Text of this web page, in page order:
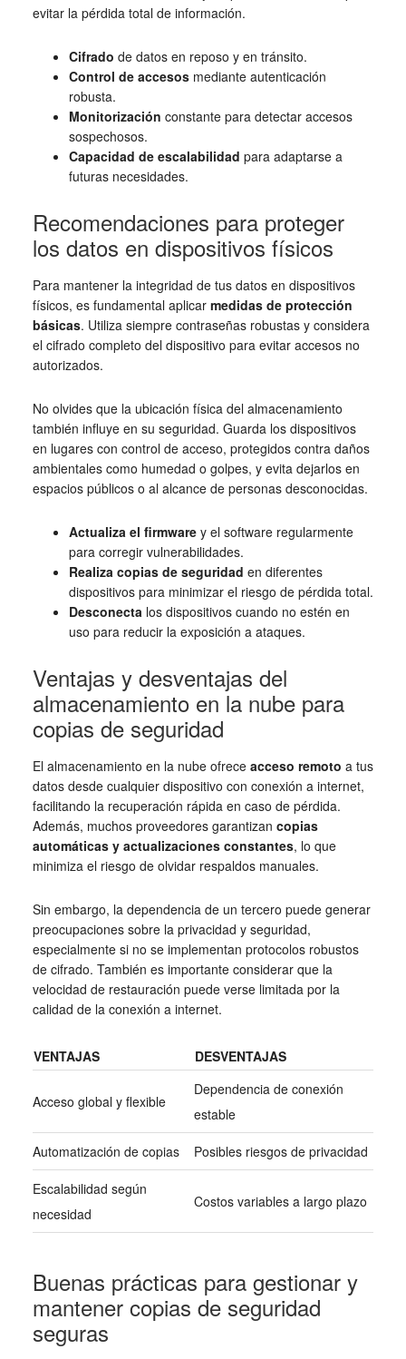
evitar la pérdida total de información.
Cifrado de datos en reposo y en tránsito.
Control de accesosmediante autenticación
robusta.
Monitorización constante para detectar accesos
sospechosos.
Capacidad de escalabilidad para adaptarse a
futuras necesidades.
Recomendaciones para proteger
los datos en dispositivos físicos
Para mantener la integridad de tus datos en dispositivos
físicos, es fundamental aplicar medidas de protección
básicas. Utiliza siempre contraseñas robustas y considera
el cifrado completo del dispositivo para evitar accesos no
autorizados.
No olvides que la ubicación física del almacenamiento
también influye en su seguridad. Guarda los dispositivos
en lugares con control de acceso, protegidos contra daños
ambientales como humedad o golpes, y evita dejarlos en
espacios públicos o al alcance de personas desconocidas.
Actualiza el firmwarey el software regularmente
para corregir vulnerabilidades.
Realiza copias de seguridad en diferentes
dispositivos para minimizar el riesgo de pérdida total.
Desconecta los dispositivos cuando no estén en
uso para reducir la exposición a ataques.
Ventajas y desventajas del
almacenamiento en la nube para
copias de seguridad
El almacenamiento en la nube ofrece acceso remoto a tus
datos desde cualquier dispositivo con conexión a internet,
facilitando la recuperación rápida en caso de pérdida.
Además, muchos proveedores garantizan copias
automáticas y actualizaciones constantes, lo que
minimiza el riesgo de olvidar respaldos manuales.
Sin embargo, la dependencia de un tercero puede generar
preocupaciones sobre la privacidad y seguridad,
especialmente si no se implementan protocolos robustos
de cifrado. También es importante considerar que la
velocidad de restauración puede verse limitada por la
calidad de la conexión a internet.
VENTAJAS DESVENTAJAS
Acceso global y flexible
Dependencia de conexión
estable
Automatización de copias Posibles riesgos de privacidad
Escalabilidad según
necesidad
Costos variables a largo plazo
Buenas prácticas para gestionar y
mantener copias de seguridad
seguras